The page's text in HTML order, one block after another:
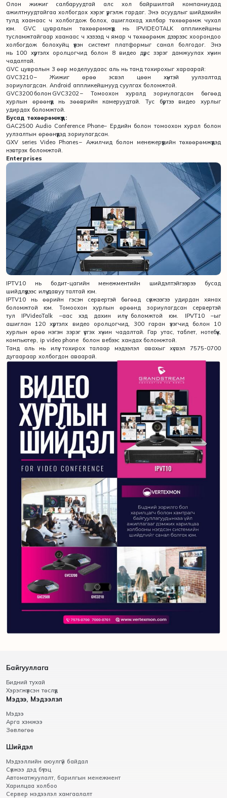
Олон жижиг салбаруудтай алс хол байршилтай компаниудад
ажилтнуудтайгаа холбогдох хэрэг үргэлж гардаг. Энэ асуудлыг шийдэхийн
тулд хаанаас ч холбогдож болох, ашиглахад хялбар төхөөрөмж чухал
юм. GVC цувралын төхөөрөмжүүд нь IPVIDEOTALK аппликейшны
тусламжтайгаар хаанаас ч хэзээд ч ямар ч төхөөрөмж дээрээс хоорондоо
холбогдож болохуйц үүлэн системт платформыг санал болгодог. Энэ
нь 100 хүртэлх оролцогчид болон 8 видео дүрс зэрэг дамжуулах хүчин
чадалтай.
GVC цувралын 3 өөр моделуудаас аль нь танд тохирохыг хараарай:
GVC3210 – Жижиг өрөө эсвэл цөөн хүнтэй уулзалтад
зориулагдсан. Android аппликейшнууд суулгах боломжтой.
GVC3200 болон GVC3202 – Томоохон хуралд зориулагдсан бөгөөд
хурлын өрөөнүүд нь зөөврийн камеруудтай. Тус бүртээ видео хурлыг
удирдах боломжтой.
Бусад төхөөрөмжүүд:
GAC2500 Audio Conference Phone– Ердийн болон томоохон хурал болон
уулзалтын өрөөнүүдэд зориулагдсан.
GXV series Video Phones – Ажилчид болон менежерүүдийн төхөөрөмжүүдэд
нэвтрэх боломжтой.
Enterprises
IPTV10 нь бодит-цагийн менежментийн шийдэлтэйгээрээ бусад
шийдлүүдээс илүү давуу талтай юм.
IPTV10 нь өөрийн гэсэн сервертэй бөгөөд сүлжээгээ удирдан хянах
боломжтой юм. Томоохон хурлын өрөөнд зориулагдсан сервертэй
тул IPVideoTalk –аас хэд дахин илүү боломжтой юм. IPVT10 –ыг
ашиглан 120 хүртэлх видео оролцогчид, 300 гаран үзэгчид болон 10
хурлын өрөө нэгэн зэрэг үүсгэх хүчин чадалтай. Гар утас, таблет, нотебүүк,
компьютер, ip video phone болон вебээс хандах боломжтой.
Танд аль нь илүү тохирох талаар мэдээлэл авахыг хүсвэл 7575-0700
дугаараар холбогдон аваарай.
Байгууллага
Бидний тухай
Хэрэгжүүлсэн төслүүд
Мэдээ, Мэдээлэл
Мэдээ
Арга хэмжээ
Зөвлөгөө
Шийдэл
Мэдээллийн аюулгүй байдал
Сүлжээ дэд бүтэц
Автоматжуулалт, барилгын менежмент
Харилцаа холбоо
Сервер мэдээлэл хамгаалалт